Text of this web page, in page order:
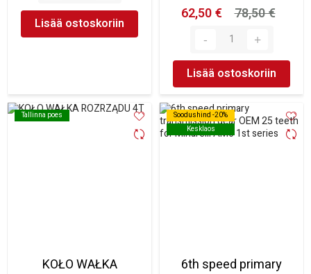
Lisää ostoskoriin
62,50 €
78,50 €
Lisää ostoskoriin
Tallinna poes
Tallinna poes
KOŁO WAŁKA
Soodushind -20%
Kesklaos
Soodushind -20%
Kesklaos
6th speed primary